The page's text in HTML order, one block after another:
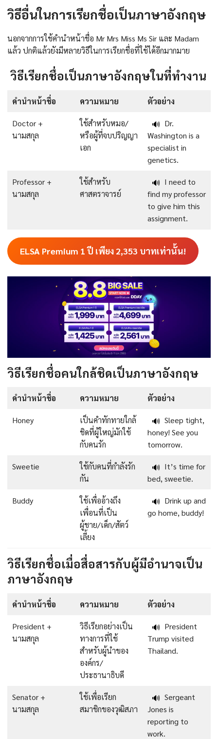
วิธีอื่นในการเรียกชื่อเป็นภาษาอังกฤษ
นอกจากการใช้คำนำหน้าชื่อ Mr Mrs Miss Ms Sir และ Madam
แล้ว ปกติแล้วยังมีหลายวิธีในการเรียกชื่อที่ใช้ได้อีกมากมาย
วิธีเรียกชื่อเป็นภาษาอังกฤษในที่ทำงาน
คำนำหน้าชื่อ ความหมาย ตัวอย่าง
Doctor +
นามสกุล
ใช้สำหรับหมอ/
หรือผู้ที่จบปริญญา
เอก
🔊 Dr.
Washington is a
specialist in
genetics.
Professor +
นามสกุล
ใช้สำหรับ
ศาสตราจารย์
🔊 I need to
find my professor
to give him this
assignment.
ELSA Premium 1 ปี เพียง2,353 บาทเท่านั้น!
วิธีเรียกชื่อคนใกล้ชิดเป็นภาษาอังกฤษ
คำนำหน้าชื่อ ความหมาย ตัวอย่าง
Honey
เป็นคำทักทายใกล้
ชิดที่ผู้ใหญ่มักใช้
กับคนรัก
🔊 Sleep tight,
honey! See you
tomorrow.
Sweetie
ใช้กับคนที่กำลังรัก
กัน
🔊 It’s time for
bed, sweetie.
Buddy
ใช้เพื่ออ้างถึง
เพื่อนที่เป็น
ผู้ชาย/เด็ก/สัตว์
เลี้ยง
🔊 Drink up and
go home, buddy!
วิธีเรียกชื่อเมื่อสื่อสารกับผู้มีอำนาจเป็น
ภาษาอังกฤษ
คำนำหน้าชื่อ ความหมาย ตัวอย่าง
President +
นามสกุล
วิธีเรียกอย่างเป็น
ทางการที่ใช้
สำหรับผู้นำของ
องค์กร/
ประธานาธิบดี
🔊 President
Trump visited
Thailand.
Senator +
นามสกุล
ใช้เพื่อเรียก
สมาชิกของวุฒิสภา
🔊 Sergeant
Jones is
reporting to
work.